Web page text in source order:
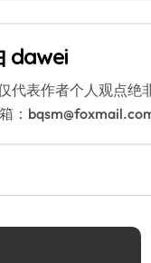
dawei
代表作者个人观点
：